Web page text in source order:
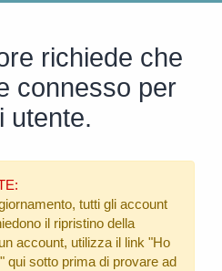
richiede che
connesso per
utente.
tutti gli account
il ripristino della
account, utilizza il link "Ho
qui sotto prima di provare ad